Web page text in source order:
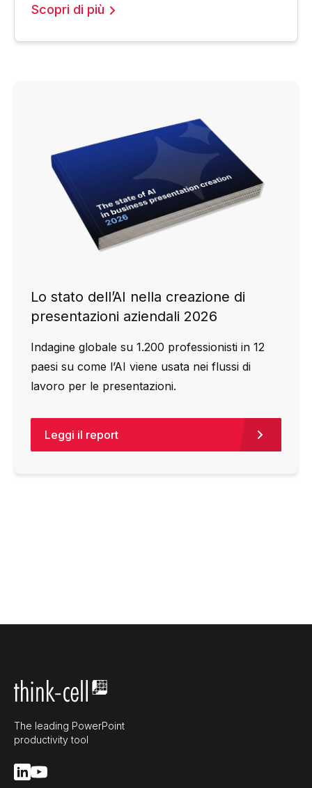
Scopri di più
Lo stato dell’AI nella creazione di
presentazioni aziendali 2026
Indagine globale su 1.200 professionisti in 12
paesi su come l’AI viene usata nei flussi di
lavoro per le presentazioni.
Leggi il report
The leading PowerPoint
productivity tool